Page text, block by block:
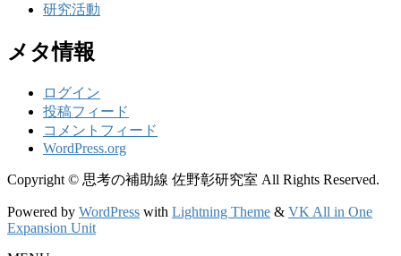
研究活動
メタ情報
ログイン
投稿フィード
コメントフィード
WordPress.org
Copyright © 思考の補助線 佐野彰研究室 All Rights Reserved.
Powered by WordPress with Lightning Theme & VK All in One
Expansion Unit